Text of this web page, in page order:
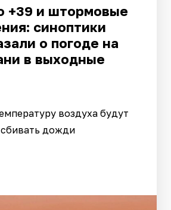
+39 и штормовые
синоптики
о погоде на
в выходные
воздуха будут
сбивать дожди